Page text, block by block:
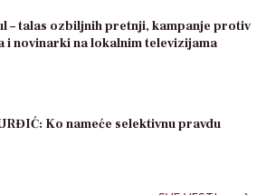
– talas ozbiljnih pretnji, kampanje protiv
i novinarki na lokalnim televizijama
Ko nameće selektivnu pravdu